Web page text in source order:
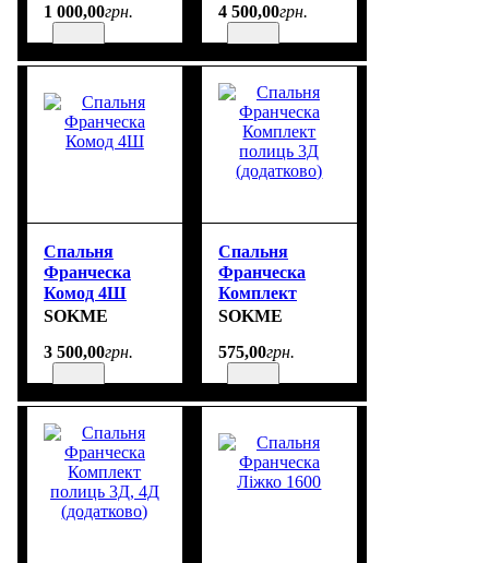
1 000,00грн.
4 500,00грн.
Спальня
Франческа
Комод 4Ш
SOKME
3 500,00грн.
Спальня
Франческа
Комплект
полиць 3Д
SOKME
575,00грн.